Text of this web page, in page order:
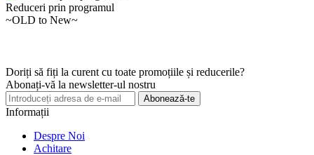
Reduceri prin programul
~OLD to New~
Doriți să fiți la curent cu toate promoțiile și reducerile?
Abonați-vă la newsletter-ul nostru
Abonează-te
Informații
Despre Noi
Achitare